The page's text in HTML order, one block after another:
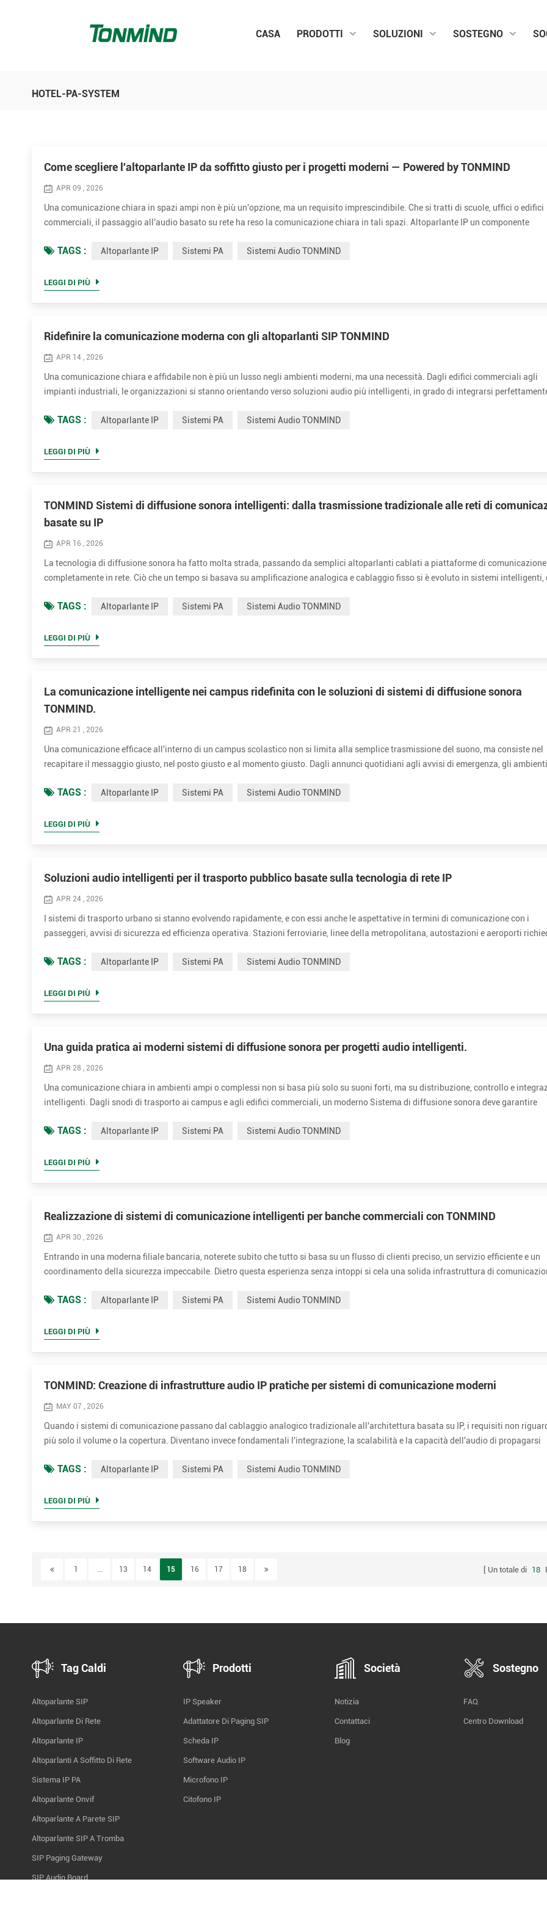
CASA PRODOTTI SOLUZIONI SOSTEGNO
HOTEL-PA-SYSTEM
Come scegliere l'altoparlante IP da soffitto giusto per i progetti moderni — Powered by TONMIND
APR 09 , 2026
Una comunicazione chiara in spazi ampi non è più un'opzione, ma un requisito imprescindibile. Che si tratti di scuole, uffici o edifici
commerciali, il passaggio all'audio basato su rete ha reso la comunicazione chiara in tali spazi. Altoparlante IP un componente
TAGS : Altoparlante IP Sistemi PA Sistemi Audio TONMIND
LEGGI DI PIÙ
Ridefinire la comunicazione moderna con gli altoparlanti SIP TONMIND
APR 14 , 2026
Una comunicazione chiara e affidabile non è più un lusso negli ambienti moderni, ma una necessità. Dagli edifici commerciali agli
impianti industriali, le organizzazioni si stanno orientando verso soluzioni audio più intelligenti, in grado di integrarsi
TAGS : Altoparlante IP Sistemi PA Sistemi Audio TONMIND
LEGGI DI PIÙ
TONMIND Sistemi di diffusione sonora intelligenti: dalla trasmissione tradizionale alle reti di
basate su IP
APR 16 , 2026
La tecnologia di diffusione sonora ha fatto molta strada, passando da semplici altoparlanti cablati a piattaforme di comunicazione
completamente in rete. Ciò che un tempo si basava su amplificazione analogica e cablaggio fisso si è evoluto in sistemi intelligenti,
TAGS : Altoparlante IP Sistemi PA Sistemi Audio TONMIND
LEGGI DI PIÙ
La comunicazione intelligente nei campus ridefinita con le soluzioni di sistemi di diffusione sonora
TONMIND.
APR 21 , 2026
Una comunicazione efficace all'interno di un campus scolastico non si limita alla semplice trasmissione del suono, ma consiste nel
recapitare il messaggio giusto, nel posto giusto e al momento giusto. Dagli annunci quotidiani agli avvisi di emergenza, gli ambienti
TAGS : Altoparlante IP Sistemi PA Sistemi Audio TONMIND
LEGGI DI PIÙ
Soluzioni audio intelligenti per il trasporto pubblico basate sulla tecnologia di rete IP
APR 24 , 2026
I sistemi di trasporto urbano si stanno evolvendo rapidamente, e con essi anche le aspettative in termini di comunicazione con i
passeggeri, avvisi di sicurezza ed efficienza operativa. Stazioni ferroviarie, linee della metropolitana, autostazioni e aeroporti
TAGS : Altoparlante IP Sistemi PA Sistemi Audio TONMIND
LEGGI DI PIÙ
Una guida pratica ai moderni sistemi di diffusione sonora per progetti audio intelligenti.
APR 28 , 2026
Una comunicazione chiara in ambienti ampi o complessi non si basa più solo su suoni forti, ma su distribuzione, controllo e
intelligenti. Dagli snodi di trasporto ai campus e agli edifici commerciali, un moderno Sistema di diffusione sonora deve garantire
TAGS : Altoparlante IP Sistemi PA Sistemi Audio TONMIND
LEGGI DI PIÙ
Realizzazione di sistemi di comunicazione intelligenti per banche commerciali con TONMIND
APR 30 , 2026
Entrando in una moderna filiale bancaria, noterete subito che tutto si basa su un flusso di clienti preciso, un servizio efficiente e un
coordinamento della sicurezza impeccabile. Dietro questa esperienza senza intoppi si cela una solida infrastruttura di
TAGS : Altoparlante IP Sistemi PA Sistemi Audio TONMIND
LEGGI DI PIÙ
TONMIND: Creazione di infrastrutture audio IP pratiche per sistemi di comunicazione moderni
MAY 07 , 2026
Quando i sistemi di comunicazione passano dal cablaggio analogico tradizionale all'architettura basata su IP, i requisiti non
più solo il volume o la copertura. Diventano invece fondamentali l'integrazione, la scalabilità e la capacità dell'audio di propagarsi
TAGS : Altoparlante IP Sistemi PA Sistemi Audio TONMIND
LEGGI DI PIÙ
1 ... 13 14 15 16 17 18 Un totale di 18
Tag Caldi
Altoparlante SIP
Altoparlante Di Rete
Altoparlante IP
Altoparlanti A Soffitto Di Rete
Sistema IP PA
Altoparlante Onvif
Altoparlante A Parete SIP
Altoparlante SIP A Tromba
SIP Paging Gateway
SIP Audio Board
Prodotti
IP Speaker
Adattatore Di Paging SIP
Scheda IP
Software Audio IP
Microfono IP
Citofono IP
Società
Notizia
Contattaci
Blog
Sostegno
FAQ
Centro Download